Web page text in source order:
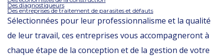
Des diagnostiqueurs
Des entreprises de traitement de parasites et défauts
Sélectionnées pour leur professionnalisme et la qualité
de leur travail, ces entreprises vous accompagneront à
chaque étape de la conception et de la gestion de votre